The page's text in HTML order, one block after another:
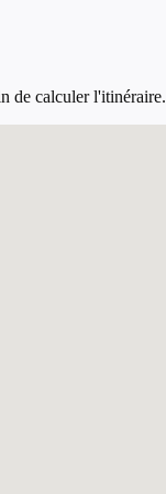
de calculer l'itinéraire.